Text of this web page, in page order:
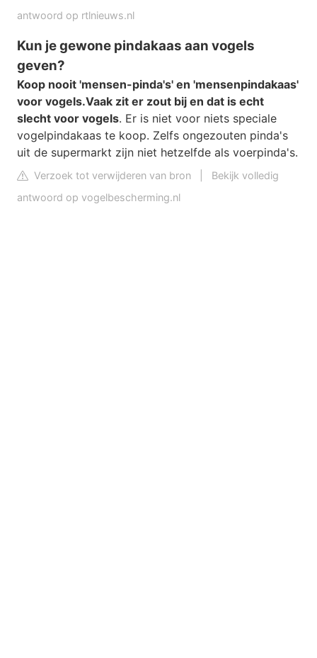
antwoord op rtlnieuws.nl
Kun je gewone pindakaas aan vogels
geven?
Koop nooit 'mensen-pinda's' en 'mensenpindakaas'
voor vogels.Vaak zit er zout bij en dat is echt
slecht voor vogels. Er is niet voor niets speciale
vogelpindakaas te koop. Zelfs ongezouten pinda's
uit de supermarkt zijn niet hetzelfde als voerpinda's.
Verzoek tot verwijderen van bron
Bekijk volledig
antwoord op vogelbescherming.nl